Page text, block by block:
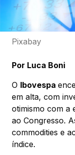
Pixabay
Por Luca Boni
O Ibovespa
em alta, com
otimismo com a
ao Congresso.
commodities e
índice.